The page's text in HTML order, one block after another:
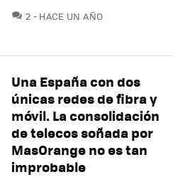
2 COMENTARIOS
HACE UN AÑO
Una España con dos
únicas redes de fibra y
móvil. La consolidación
de telecos soñada por
MasOrange no es tan
improbable